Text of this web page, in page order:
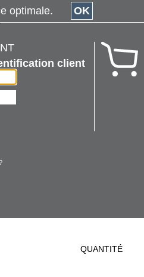
client
QUANTITÉ
optimale. OK